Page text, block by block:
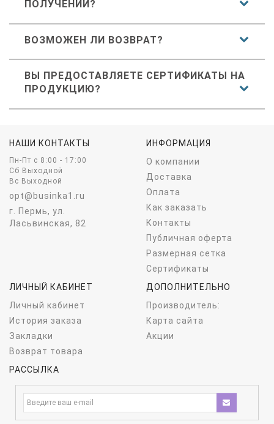
ПОЛУЧЕНИИ?
ВОЗМОЖЕН ЛИ ВОЗВРАТ?
ВЫ ПРЕДОСТАВЛЯЕТЕ СЕРТИФИКАТЫ НА
ПРОДУКЦИЮ?
НАШИ КОНТАКТЫ
Пн-Пт c 8:00 - 17:00
Сб Выходной
Вс Выходной
opt@businka1.ru
г. Пермь, ул.
Ласьвинская, 82
ИНФОРМАЦИЯ
О компании
Доставка
Оплата
Как заказать
Контакты
Публичная оферта
Размерная сетка
Сертификаты
ЛИЧНЫЙ КАБИНЕТ
Личный кабинет
История заказа
Закладки
Возврат товара
ДОПОЛНИТЕЛЬНО
Производитель:
Карта сайта
Акции
РАССЫЛКА